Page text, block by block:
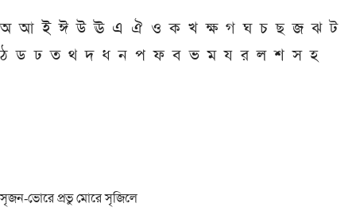
অ আ ই ঈ উ ঊ এ ঐ ও ক খ ক্ষ গ ঘ চ ছ জ ঝ ট
ঠ ড ঢ ত থ দ ধ ন প ফ ব ভ ম য র ল শ স হ
সৃজন-ভোরে প্রভু মোরে সৃজিলে